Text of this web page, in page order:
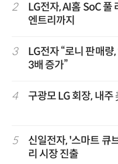
2
LG전자, AI홈 SoC
엔트리까지
3
LG전자 “로니 판매
3배 증가”
4 구광모 LG 회장, 내
5
신일전자, '스마트 큐
리 시장 진출